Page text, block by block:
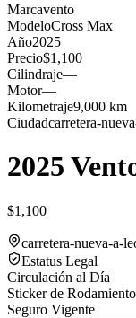
Marcavento
ModeloCross Max
Año2025
Precio$1,100
Cilindraje—
Motor—
Kilometraje9,000 km
Ciudadcarretera-
2025
$1,100
carretera-nueva-a-
Estatus Legal
Circulación al Día
Sticker de Rodamiento
Seguro Vigente